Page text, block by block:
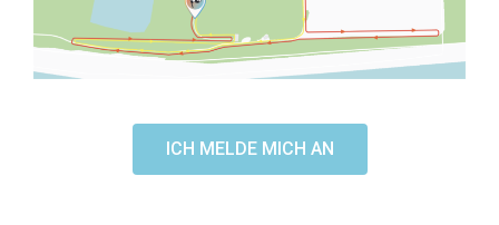
ICH MELDE MICH AN